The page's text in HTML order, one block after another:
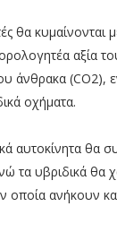
θα κυμαίνονται
αξία
άνθρακα (CO2),
οχήματα.
αυτοκίνητα θα
τα υβριδικά θα
οποία ανήκουν